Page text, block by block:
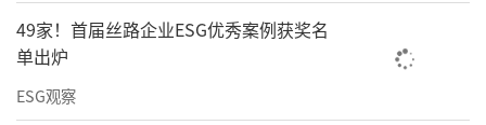
49家！首届丝路企业ESG优秀案例获奖名
单出炉
ESG观察